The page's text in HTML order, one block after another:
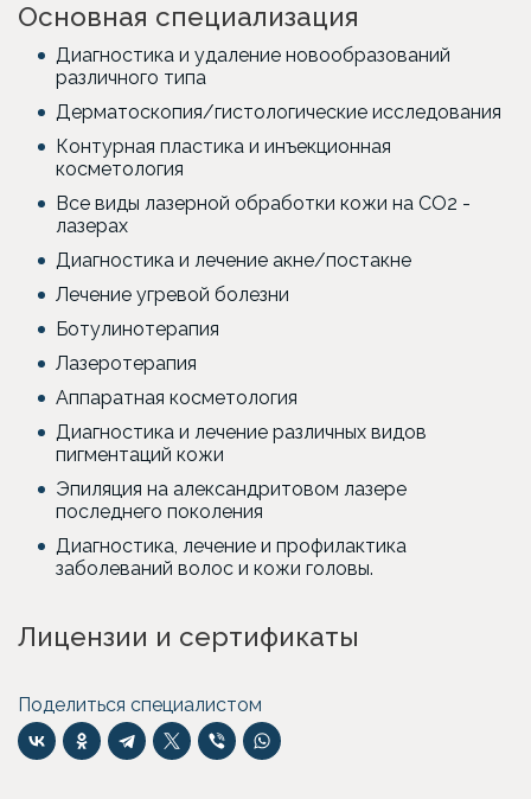
Основная специализация
Диагностика и удаление новообразований
различного типа
Дерматоскопия/гистологические исследования
Контурная пластика и инъекционная
косметология
Все виды лазерной обработки кожи на CO2 -
лазерах
Диагностика и лечение акне/постакне
Лечение угревой болезни
Ботулинотерапия
Лазеротерапия
Аппаратная косметология
Диагностика и лечение различных видов
пигментаций кожи
Эпиляция на александритовом лазере
последнего поколения
Диагностика, лечение и профилактика
заболеваний волос и кожи головы.
Лицензии и сертификаты
Поделиться специалистом